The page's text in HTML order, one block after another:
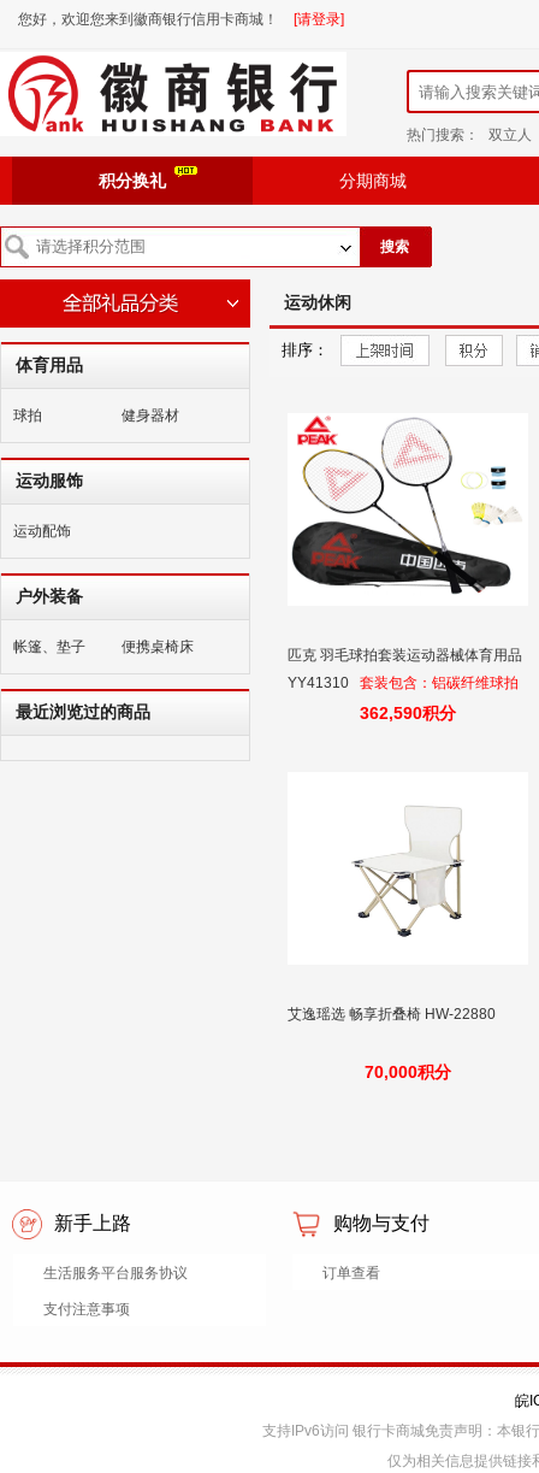
您好，欢迎您来到徽商银行信用卡商城！ [请登录]
热门搜索： 双立人
积分换礼 分期商城
搜索
体育用品
球拍 健身器材
运动服饰
运动配饰
户外装备
帐篷、垫子 便携桌椅床
最近浏览过的商品
运动休闲
排序：
匹克 羽毛球拍套装运动器械体育用品
YY41310
套装包含：铝碳纤维球拍
*2只+球拍包*1个+羽毛球*3个+手柄
362,590积分
艾逸瑶选 畅享折叠椅 HW-22880
70,000积分
新手上路
生活服务平台服务协议
支付注意事项
购物与支付
订单查看
皖
支持IPv6访问 银行卡商城免责声明：本银
仅为相关信息提供链接